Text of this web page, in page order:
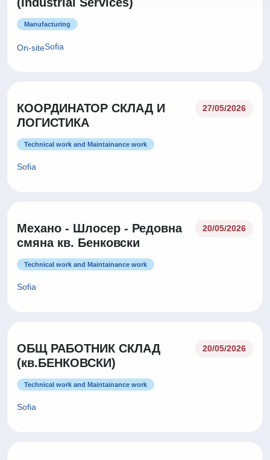
Manufacturing
On-siteSofia
КООРДИНАТОР СКЛАД И
ЛОГИСТИКА
27/05/2026
Technical work and Maintainance work
Sofia
Механо - Шлосер - Редовна
смяна кв. Бенковски
20/05/2026
Technical work and Maintainance work
Sofia
ОБЩ РАБОТНИК СКЛАД
(кв.БЕНКОВСКИ)
20/05/2026
Technical work and Maintainance work
Sofia